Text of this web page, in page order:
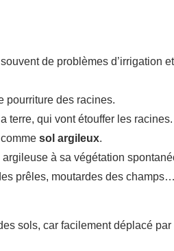
de problèmes d’irrigation et
pourriture des racines.
terre, qui vont étouffer les racines.
sol argileux.
à sa végétation
prêles, moutardes des champs…
sols, car facilement déplacé par